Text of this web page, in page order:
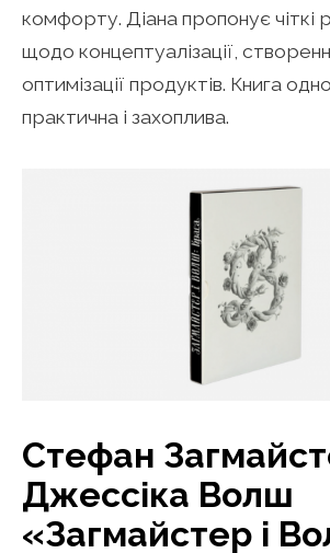
комфорту. Діана пропонує чіткі
щодо концептуалізації,
оптимізації продуктів. Книга
практична і захоплива.
Стефан
Джессіка Волш
«Загмайстер і